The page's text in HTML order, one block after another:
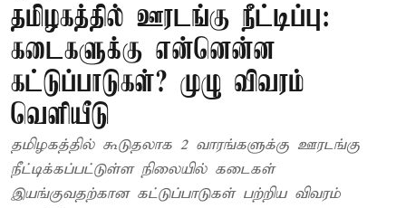
தமிழகத்தில் ஊரடங்கு நீட்டிப்பு:
கடைகளுக்கு என்னென்ன
கட்டுப்பாடுகள்? முழு விவரம்
வெளியீடு
தமிழகத்தில் கூடுதலாக 2 வாரங்களுக்கு ஊரடங்கு
நீட்டிக்கப்பட்டுள்ள நிலையில் கடைகள்
இயங்குவதற்கான கட்டுப்பாடுகள் பற்றிய விவரம்